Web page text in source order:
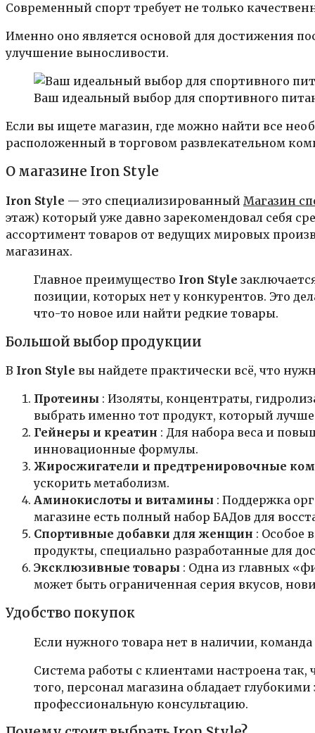
Современный спорт требует не только
Именно оно является основой для достижения
улучшение выносливости.
Ваш идеальный выбор для спортивного
Если вы ищете магазин, где можно найти все
расположенный в торговом развлекательном
О магазине Iron Style
Iron Style — это специализированный Магазин
этаж) который уже давно зарекомендовал себя
ассортимент товаров от ведущих мировых
магазинах.
Главное преимущество Iron Style
позиции, которых нет у конкурентов. Это
что-то новое или найти редкие товары.
Большой выбор продукции
В Iron Style вы найдете практически всё, что
Протеины : Изоляты, концентраты,
выбрать именно тот продукт, который
Гейнеры и креатин : Для набора веса и
инновационные формулы.
Жиросжигатели и предтренировочные
ускорить метаболизм.
Аминокислоты и витамины : Поддержка
магазине есть полный набор БАДов для
Спортивные добавки для женщин : Особое
продукты, специально разработанные для
Эксклюзивные товары : Одна из главных
может быть ограниченная серия вкусов,
Удобство покупок
Если нужного товара нет в наличии,
Система работы с клиентами настроена
того, персонал магазина обладает
профессиональную консультацию.